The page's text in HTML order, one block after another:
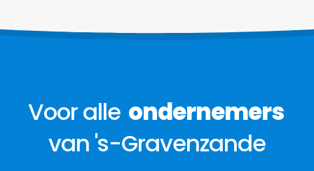
Voor alle ondernemers
van 's-Gravenzande